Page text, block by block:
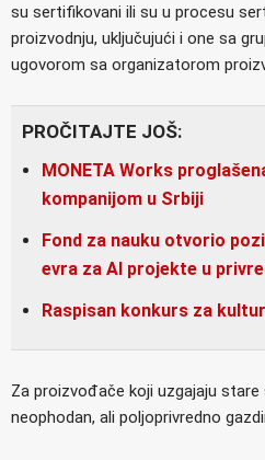
su sertifikovani ili su u procesu
proizvodnju, uključujući i one sa
ugovorom sa organizatorom
PROČITAJTE JOŠ:
MONETA Works
kompanijom u Srbiji
Fond za nauku otvorio
evra za AI projekte u
Raspisan konkurs za
Za proizvođače koji uzgajaju
neophodan, ali poljoprivredno